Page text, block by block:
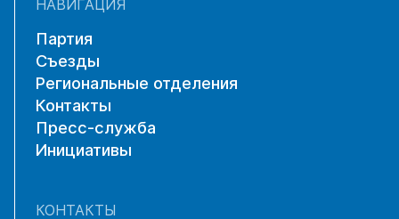
НАВИГАЦИЯ
Партия
Съезды
Региональные отделения
Контакты
Пресс-служба
Инициативы
КОНТАКТЫ